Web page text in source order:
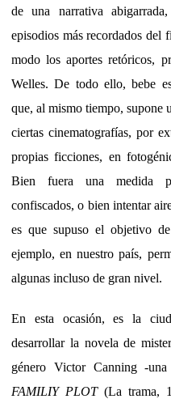
de una narrativa
episodios más recordados del
modo los aportes retóricos,
Welles. De todo ello, bebe
que, al mismo tiempo, supone
ciertas cinematografías, por
propias ficciones, en
Bien fuera una medida
confiscados, o bien intentar
es que supuso el objetivo
ejemplo, en nuestro país,
algunas incluso de gran nivel.
En esta ocasión, es la
desarrollar la novela de
género Victor Canning -
FAMILIY PLOT(La trama,